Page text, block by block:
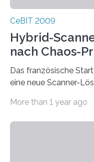
CeBIT 2009
Hybrid-
nach Chaos-
Das französische
eine neue Scanner-
und…
More than 1 year ago